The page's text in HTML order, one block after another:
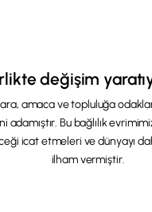
değişim
amaca ve topluluğa
adamıştır. Bu bağlılık
icat etmeleri ve dünyayı
ilham vermiştir.